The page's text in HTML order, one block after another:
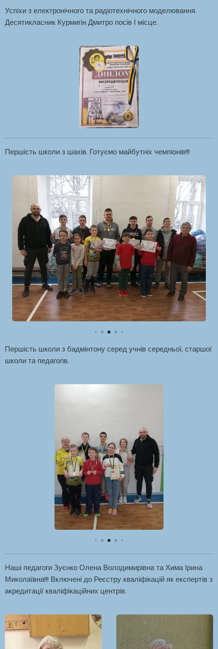
Успіхи з електронічного та радіотехнічного моделювання.
Десятикласник Курмигін Дмитро посів І місце.
Першість школи з шахів. Готуємо майбутніх чемпіонів!!!
Першість школи з бадмінтону серед учнів середньої, старшої
школи та педагогів.
Наші педагоги Зуєнко Олена Володимирівна та Хима Ірина
Миколаївна!!! Включені до Реєстру кваліфікацій як експертів з
акредитації кваліфікаційних центрів.